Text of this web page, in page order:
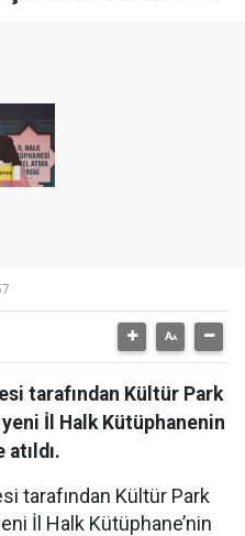
tarafından Kültür Park
İl Halk Kütüphanenin
tarafından Kültür Park
İl Halk Kütüphane’nin